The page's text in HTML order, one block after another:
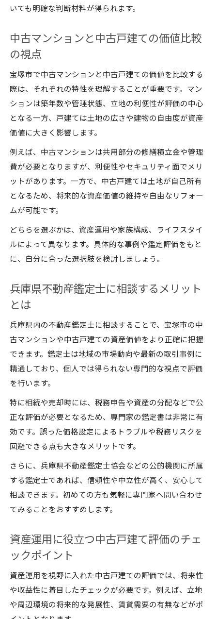
いても明確な判断材料が得られます。
中古マンションと中古戸建ての価値比較
の視点
宝塚市で中古マンションと中古戸建ての価値を比較する
際は、それぞれの特性を理解することが重要です。マン
ションは築年数や管理状態、立地の利便性が評価の中心
となる一方、戸建ては土地の広さや建物の自由度が資産
価値に大きく影響します。
例えば、中古マンションは共用部分の修繕積立金や管理
費が必要となりますが、利便性やセキュリティ面でメリ
ットがあります。一方で、中古戸建ては土地が自己所有
となるため、将来的な資産価値の維持や自由なリフォー
ムが可能です。
どちらを選ぶかは、資産運用や家族構成、ライフスタイ
ルによって異なります。具体的な事例や鑑定評価をもと
に、自分に合った選択肢を検討しましょう。
兵庫県不動産鑑定士に相談するメリット
とは
兵庫県内の不動産鑑定士に相談することで、宝塚市の中
古マンションや中古戸建ての資産価値をより正確に把握
できます。鑑定士は地域の市場動向や最新の取引事例に
精通しており、個人では得られない専門的な視点で評価
を行います。
特に相続や売却時には、税務申告や資産の分配などで公
正な評価が必要となるため、専門家の鑑定書は非常に有
効です。誤った価格設定によるトラブルや税務リスクを
回避できる点も大きなメリットです。
さらに、兵庫県不動産鑑定士協会などの公的機関に所属
する鑑定士であれば、信頼性や中立性が高く、安心して
相談できます。初めての方も気軽に専門家へ問い合わせ
てみることをおすすめします。
資産運用に役立つ中古戸建て評価のチェ
ックポイント
資産運用を視野に入れた中古戸建ての評価では、将来性
や収益性に着目したチェックが必要です。例えば、立地
や周辺環境の将来的な発展性、賃貸需要の有無などがポ